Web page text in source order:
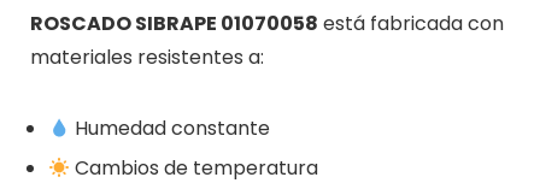
ROSCADO SIBRAPE 01070058 está fabricada con
materiales resistentes a:
Humedad constante
Cambios de temperatura